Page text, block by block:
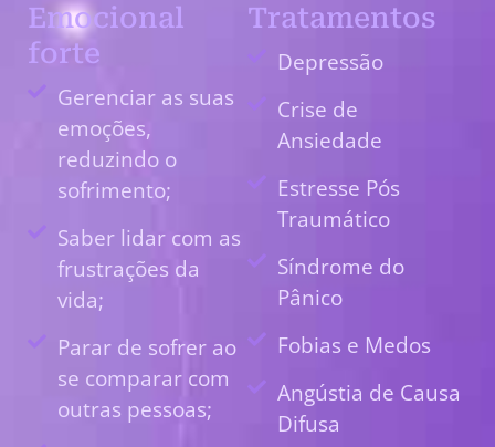
Emocional
forte
Gerenciar as suas
emoções,
reduzindo o
sofrimento;
Saber lidar com as
frustrações da
vida;
Parar de sofrer ao
se comparar com
outras pessoas;
Tratamentos
Depressão
Crise de
Ansiedade
Estresse Pós
Traumático
Síndrome do
Pânico
Fobias e Medos
Angústia de Causa
Difusa